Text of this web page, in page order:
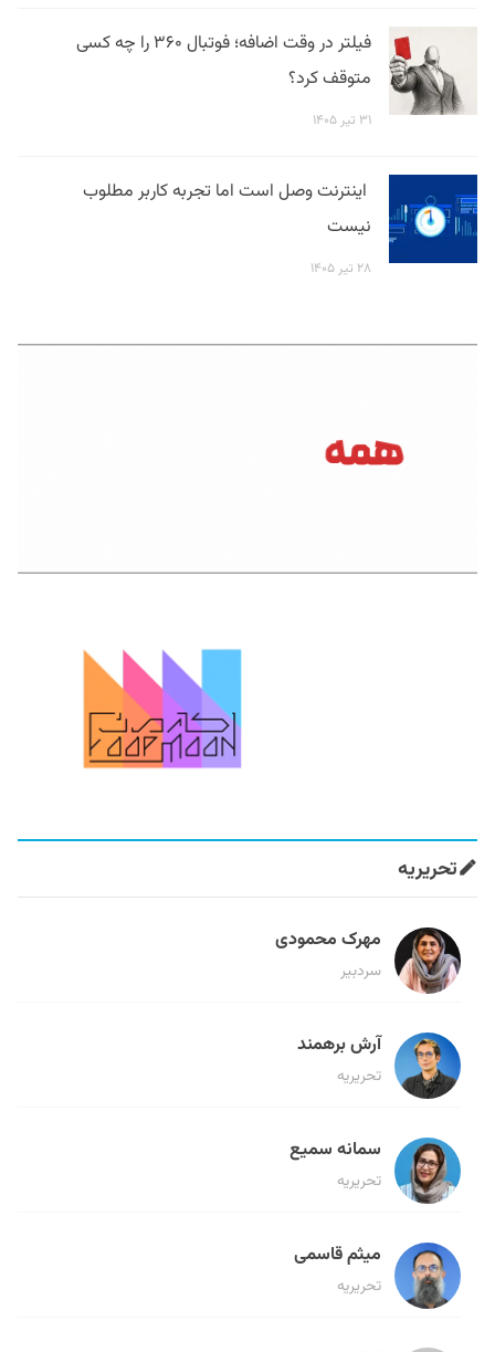
فیلتر در وقت اضافه؛ فوتبال ۳۶۰ را چه کسی
متوقف کرد؟
۳۱ تیر ۱۴۰۵
اینترنت وصل است اما تجربه کاربر مطلوب
نیست
۲۸ تیر ۱۴۰۵
تحریریه
مهرک محمودی
سردبیر
آرش برهمند
تحریریه
سمانه سمیع
تحریریه
میثم قاسمی
تحریریه